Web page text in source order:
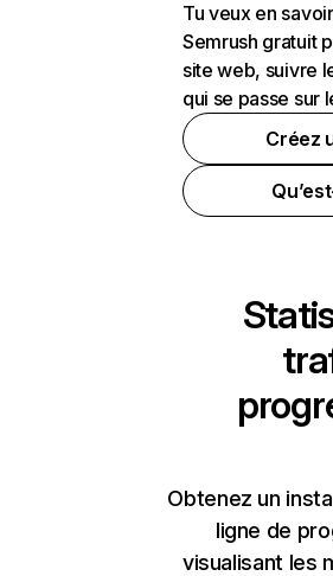
Tu veux en
Semrush gratuit
site web, suivre
qui se passe sur
Créez
Obtenez un
ligne de
visualisant les